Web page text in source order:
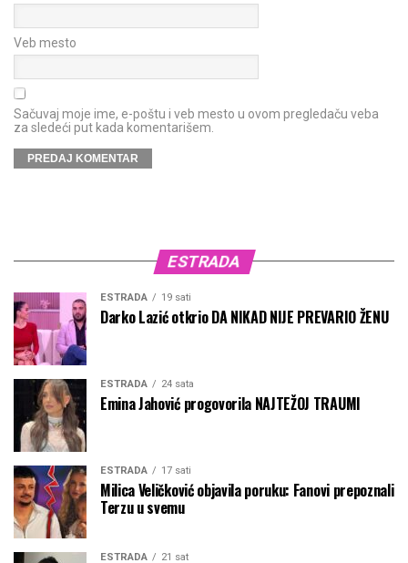
Veb mesto
Sačuvaj moje ime, e-poštu i veb mesto u ovom pregledaču veba
za sledeći put kada komentarišem.
ESTRADA
ESTRADA 19 sati
Darko Lazić otkrio DA NIKAD NIJE PREVARIO ŽENU
ESTRADA 24 sata
Emina Jahović progovorila NAJTEŽOJ TRAUMI
ESTRADA 17 sati
Milica Veličković objavila poruku: Fanovi prepoznali
Terzu u svemu
ESTRADA 21 sat